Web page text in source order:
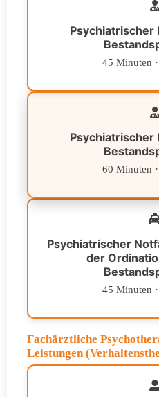
Psychiatrischer
45 Minuten
Psychiatrischer
60 Minuten
Psychiatrischer
der
45 Minuten
Fachärztliche
Leistungen